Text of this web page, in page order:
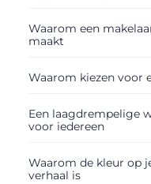
Waarom een
maakt
Waarom kiezen voor
Een laagdrempelige
voor iedereen
Waarom de kleur op
verhaal is